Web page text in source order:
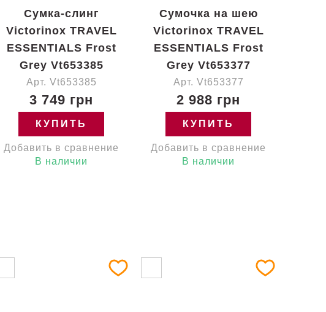
Сумка-слинг
Victorinox TRAVEL
ESSENTIALS Frost
Grey Vt653385
Арт. Vt653385
3 749 грн
КУПИТЬ
Добавить в сравнение
В наличии
Сумочка на шею
Victorinox TRAVEL
ESSENTIALS Frost
Grey Vt653377
Арт. Vt653377
2 988 грн
КУПИТЬ
Добавить в сравнение
В наличии